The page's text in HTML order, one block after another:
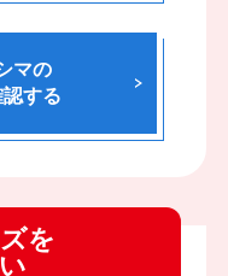
マの
する
を